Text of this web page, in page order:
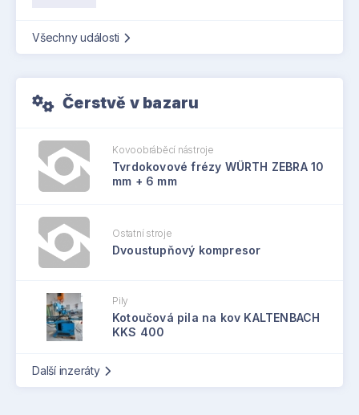
Všechny události
Čerstvě v bazaru
Kovoobráběcí nástroje
Tvrdokovové frézy WÜRTH ZEBRA 10
mm + 6 mm
Ostatní stroje
Dvoustupňový kompresor
Pily
Kotoučová pila na kov KALTENBACH
KKS 400
Další inzeráty